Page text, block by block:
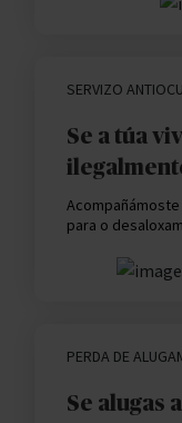
SERVIZO
Se a túa
para o
PERDA DE
Se alugas